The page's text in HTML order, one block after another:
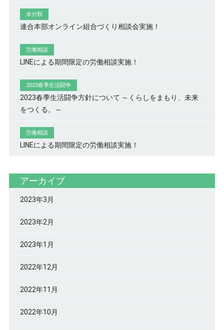
未分類
連合本部オンライン組合づくり相談会実施！
労働相談
LINEによる期間限定の労働相談実施！
2023春季生活闘争
2023春季生活闘争方針について ～くらしをまもり、未来
をつくる。～
労働相談
LINEによる期間限定の労働相談実施！
アーカイブ
2023年3月
2023年2月
2023年1月
2022年12月
2022年11月
2022年10月